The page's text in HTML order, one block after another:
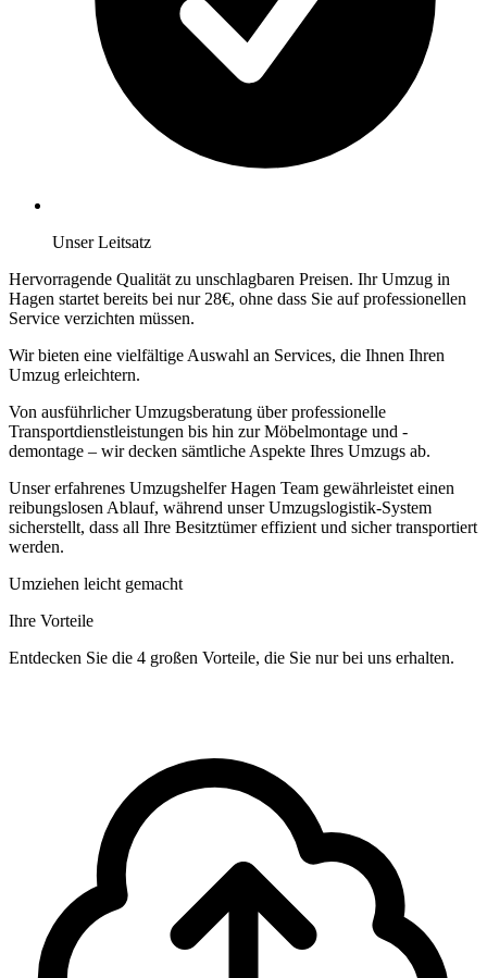
Unser Leitsatz
Hervorragende Qualität zu unschlagbaren Preisen. Ihr Umzug in
Hagen startet bereits bei nur 28€, ohne dass Sie auf professionellen
Service verzichten müssen.
Wir bieten eine vielfältige Auswahl an Services, die Ihnen Ihren
Umzug erleichtern.
Von ausführlicher Umzugsberatung über professionelle
Transportdienstleistungen bis hin zur Möbelmontage und -
demontage – wir decken sämtliche Aspekte Ihres Umzugs ab.
Unser erfahrenes Umzugshelfer Hagen Team gewährleistet einen
reibungslosen Ablauf, während unser Umzugslogistik-System
sicherstellt, dass all Ihre Besitztümer effizient und sicher transportiert
werden.
Umziehen leicht gemacht
Ihre Vorteile
Entdecken Sie die 4 großen Vorteile, die Sie nur bei uns erhalten.